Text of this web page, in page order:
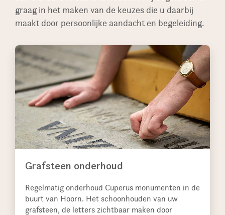
graag in het maken van de keuzes die u daarbij
maakt door persoonlijke aandacht en begeleiding.
Grafsteen onderhoud
Regelmatig onderhoud Cuperus monumenten in de
buurt van Hoorn. Het schoonhouden van uw
grafsteen, de letters zichtbaar maken door